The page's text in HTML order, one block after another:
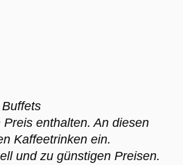
enthalten. An diesen
Kaffeetrinken ein.
und zu günstigen Preisen.